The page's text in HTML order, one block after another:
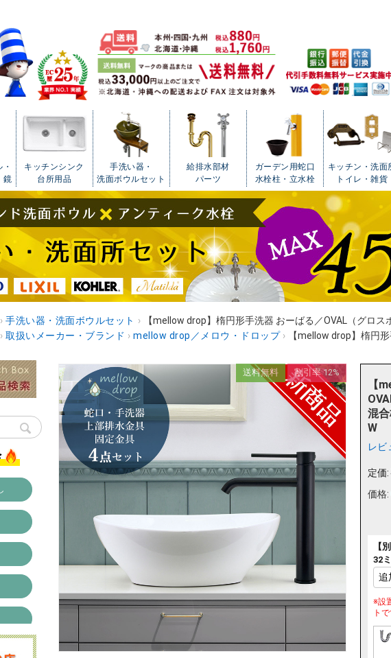
鏡
キッチンシンク
台所用品
手洗い器・
洗面ボウルセット
給排水部材
パーツ
ガーデン用蛇口
水栓柱・立水栓
キッチン・洗面
トイレ・雑貨
› 手洗い器・洗面ボウルセット ›
【mellow drop】楕円形手洗器 おーばる／OVAL（グロス
› 取扱いメーカー・ブランド › mellow drop／メロウ・ドロップ › 【mellow drop】楕円
送料無料 割引率 12%
【
混
W
レビ
定価:
価格:
【
32
※設
トで